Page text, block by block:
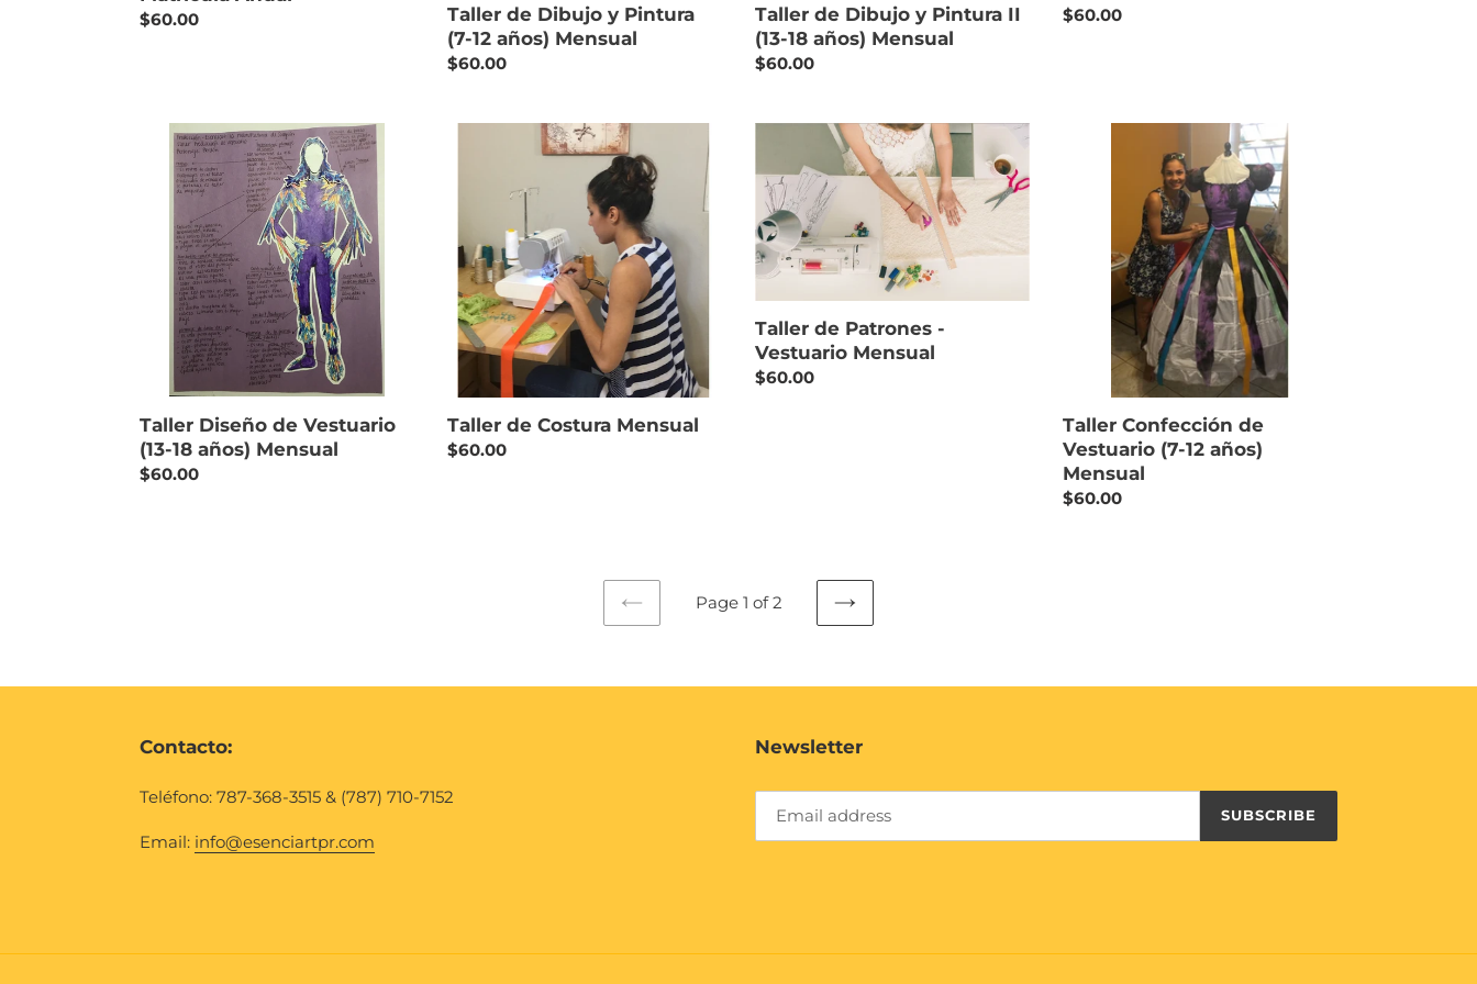
Regular
$60.00
Taller de Dibujo y Pintura
(7-12 años) Mensual
Regular
$60.00
Mensual
Taller de Dibujo y Pintura II
(13-18 años) Mensual
Regular
$60.00
Regular
$60.00
Taller
Diseño
años)
Mensual
Taller Diseño de Vestuario
(13-18 años) Mensual
Regular
$60.00
Mensual
Taller de Costura Mensual
Regular
$60.00
Patrones
Vestuario
Mensual
Taller de Patrones -
Vestuario Mensual
Regular
$60.00
Mensual
Taller Confección de
Vestuario (7-12 años)
Mensual
Regular
$60.00
PREVIOUS
Page 1 of 2
NEXT
Contacto:
Teléfono: 787-368-3515 & (787) 710-7152
Email: info@esenciartpr.com
Newsletter
SUBSCRIBE